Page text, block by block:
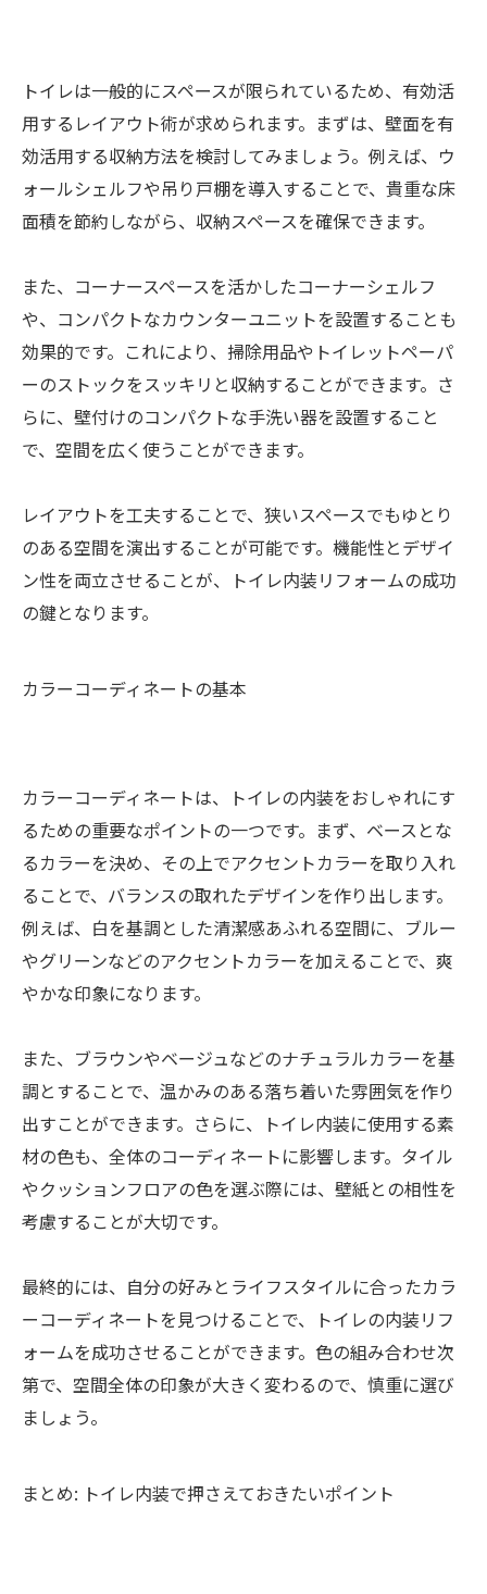
トイレは一般的にスペースが限られているため、有効活
用するレイアウト術が求められます。まずは、壁面を有
効活用する収納方法を検討してみましょう。例えば、ウ
ォールシェルフや吊り戸棚を導入することで、貴重な床
面積を節約しながら、収納スペースを確保できます。
また、コーナースペースを活かしたコーナーシェルフ
や、コンパクトなカウンターユニットを設置することも
効果的です。これにより、掃除用品やトイレットペーパ
ーのストックをスッキリと収納することができます。さ
らに、壁付けのコンパクトな手洗い器を設置すること
で、空間を広く使うことができます。
レイアウトを工夫することで、狭いスペースでもゆとり
のある空間を演出することが可能です。機能性とデザイ
ン性を両立させることが、トイレ内装リフォームの成功
の鍵となります。
カラーコーディネートの基本
カラーコーディネートは、トイレの内装をおしゃれにす
るための重要なポイントの一つです。まず、ベースとな
るカラーを決め、その上でアクセントカラーを取り入れ
ることで、バランスの取れたデザインを作り出します。
例えば、白を基調とした清潔感あふれる空間に、ブルー
やグリーンなどのアクセントカラーを加えることで、爽
やかな印象になります。
また、ブラウンやベージュなどのナチュラルカラーを基
調とすることで、温かみのある落ち着いた雰囲気を作り
出すことができます。さらに、トイレ内装に使用する素
材の色も、全体のコーディネートに影響します。タイル
やクッションフロアの色を選ぶ際には、壁紙との相性を
考慮することが大切です。
最終的には、自分の好みとライフスタイルに合ったカラ
ーコーディネートを見つけることで、トイレの内装リフ
ォームを成功させることができます。色の組み合わせ次
第で、空間全体の印象が大きく変わるので、慎重に選び
ましょう。
まとめ: トイレ内装で押さえておきたいポイント